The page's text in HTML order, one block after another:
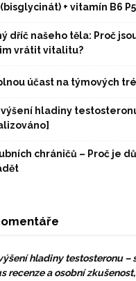
+ vitamín B6
dříč našeho těla: Proč
vrátit vitalitu?
účast na týmových
hladiny
chráničů – Proč je
hladiny testosteronu –
recenze a osobní